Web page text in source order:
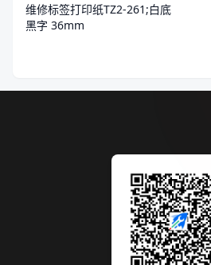
维修标签打印纸TZ2-261;白底
黑字 36mm